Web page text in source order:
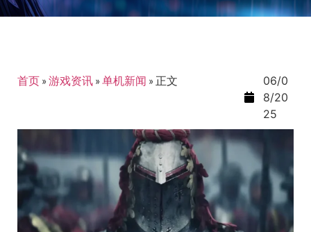
首页 »游戏资讯 »单机新闻 » 正文
06/0
8/20
25